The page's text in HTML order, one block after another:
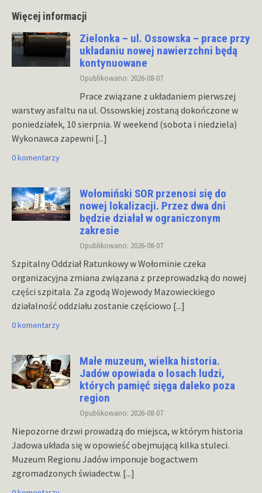
Więcej informacji
Zielonka – ul. Ossowska – prace przy
układaniu nowej nawierzchni będą
kontynuowane
Opublikowano: 2026-08-07
Prace związane z układaniem pierwszej
warstwy asfaltu na ul. Ossowskiej zostaną dokończone w
poniedziałek, 10 sierpnia. W weekend (sobota i niedziela)
Wykonawca zapewni [...]
0 komentarzy
Wołomiński SOR przenosi się do
nowej lokalizacji. Przez dwa dni
będzie działał w ograniczonym
zakresie
Opublikowano: 2026-08-07
Szpitalny Oddział Ratunkowy w Wołominie czeka
organizacyjna zmiana związana z przeprowadzką do nowej
części szpitala. Za zgodą Wojewody Mazowieckiego
działalność oddziału zostanie częściowo [...]
0 komentarzy
Małe muzeum, wielka historia.
Jadów opowiada o losach ludzi,
których pamięć sięga daleko poza
region
Opublikowano: 2026-08-07
Niepozorne drzwi prowadzą do miejsca, w którym historia
Jadowa układa się w opowieść obejmującą kilka stuleci.
Muzeum Regionu Jadów imponuje bogactwem
zgromadzonych świadectw. [...]